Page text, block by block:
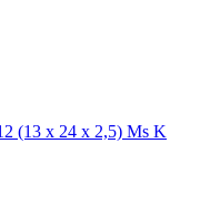
(13 x 24 x 2,5) Ms K